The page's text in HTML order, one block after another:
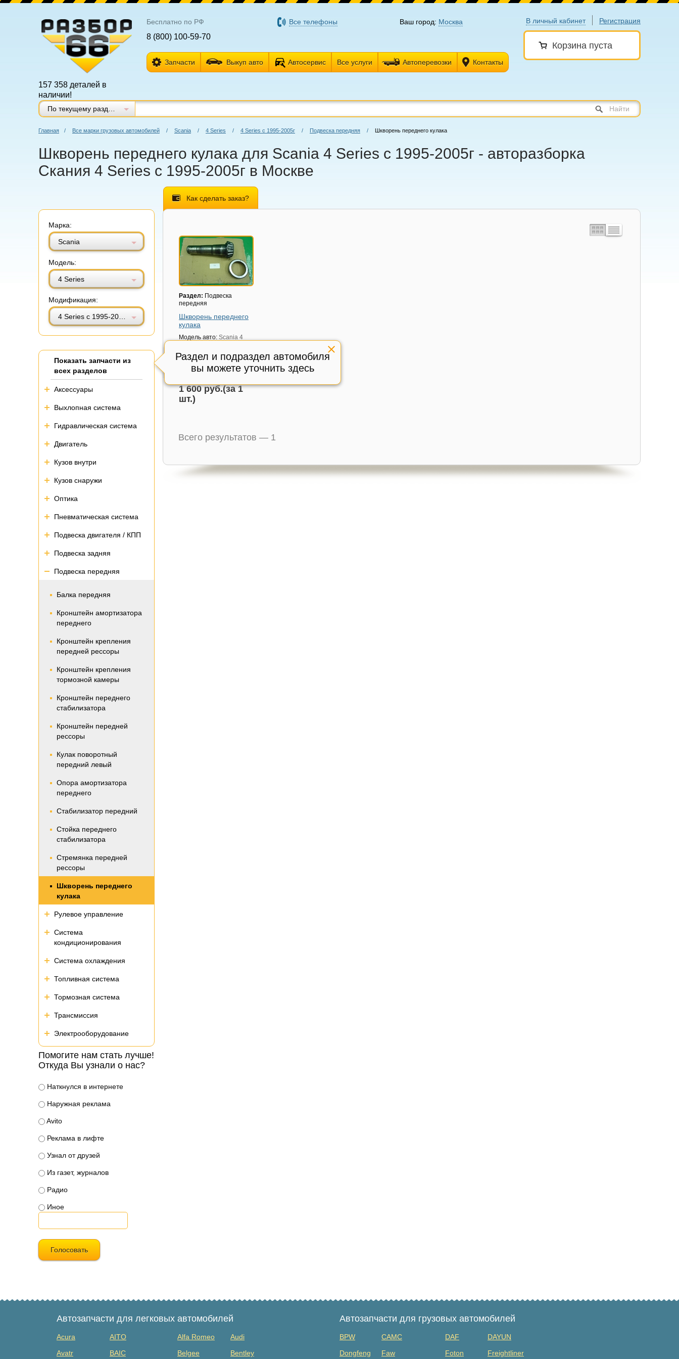
В личный кабинет Регистрация
Корзина пуста
157 358 деталей в
наличии!
Бесплатно по РФ
8 (800) 100-59-70
Все телефоны Ваш город: Москва
Запчасти Выкуп авто Автосервис Все услуги Автоперевозки Контакты
Найти
Главная / Все марки грузовых автомобилей / Scania / 4 Series / 4 Series с 1995-2005г / Подвеска передняя / Шкворень переднего кулака
Шкворень переднего кулака для Scania 4 Series с 1995-2005г - авторазборка
Скания 4 Series с 1995-2005г в Москве
Марка:
Scania
Модель:
4 Series
Модификация:
Раздел и подраздел автомобиля
вы можете уточнить здесь
Показать запчасти из
всех разделов
Аксессуары
Выхлопная система
Гидравлическая система
Двигатель
Кузов внутри
Кузов снаружи
Оптика
Пневматическая система
Подвеска двигателя / КПП
Подвеска задняя
Подвеска передняя
Балка передняя
Кронштейн амортизатора
переднего
Кронштейн крепления
передней рессоры
Кронштейн крепления
тормозной камеры
Кронштейн переднего
стабилизатора
Кронштейн передней
рессоры
Кулак поворотный
передний левый
Опора амортизатора
переднего
Стабилизатор передний
Стойка переднего
стабилизатора
Стремянка передней
рессоры
Шкворень переднего
кулака
Рулевое управление
Система
кондиционирования
Система охлаждения
Топливная система
Тормозная система
Трансмиссия
Электрооборудование
Помогите нам стать лучше!
Откуда Вы узнали о нас?
Наткнулся в интернете
Наружная реклама
Avito
Реклама в лифте
Узнал от друзей
Из газет, журналов
Радио
Иное
Голосовать
Как сделать заказ?
Раздел: Подвеска
передняя
Шкворень переднего
кулака
Модель авто: Scania 4
Состояние:Отличное,
Внутренний код:481752
1 600 руб.(за 1
шт.)
Всего результатов — 1
Автозапчасти для легковых автомобилей
Acura AITO Alfa Romeo
Audi
Avatr
BAIC Belgee Bentley
Автозапчасти для грузовых автомобилей
BPW CAMC DAF
DAYUN
Dongfeng
Faw Foton Freightliner